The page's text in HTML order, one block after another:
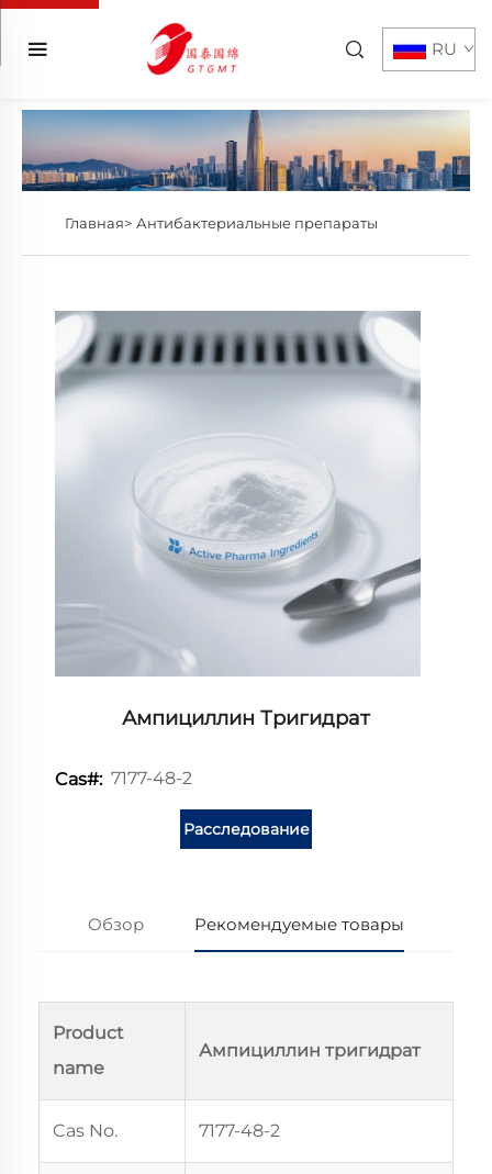
RU
Главная> Антибактериальные препараты
Ампициллин Тригидрат
Cas#: 7177-48-2
Расследование
Обзор Рекомендуемые товары
Product
name
Ампициллин тригидрат
Cas No. 7177-48-2